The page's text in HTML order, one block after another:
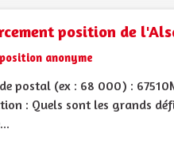
position de
anonyme
postal (ex : 68 000) :
: Quels sont les grands